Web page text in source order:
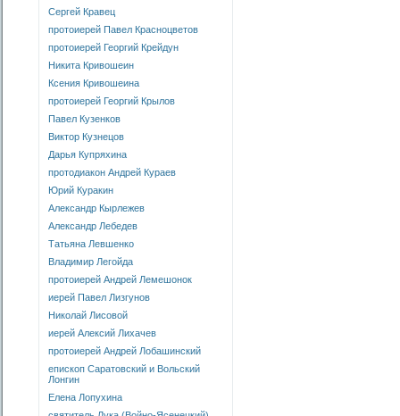
Сергей Кравец
протоиерей Павел Красноцветов
протоиерей Георгий Крейдун
Никита Кривошеин
Ксения Кривошеина
протоиерей Георгий Крылов
Павел Кузенков
Виктор Кузнецов
Дарья Купряхина
протодиакон Андрей Кураев
Юрий Куракин
Александр Кырлежев
Александр Лебедев
Татьяна Левшенко
Владимир Легойда
протоиерей Андрей Лемешонок
иерей Павел Лизгунов
Николай Лисовой
иерей Алексий Лихачев
протоиерей Андрей Лобашинский
епископ Саратовский и Вольский
Лонгин
Елена Лопухина